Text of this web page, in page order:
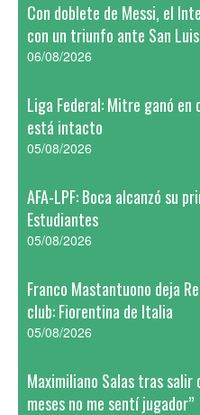
Con doblete de Messi, el
con un triunfo ante San Luis
06/08/2026
Liga Federal: Mitre ganó en
está intacto
05/08/2026
AFA-LPF: Boca alcanzó su
Estudiantes
05/08/2026
Franco Mastantuono deja
club: Fiorentina de Italia
05/08/2026
Maximiliano Salas tras salir
meses no me sentí jugador”